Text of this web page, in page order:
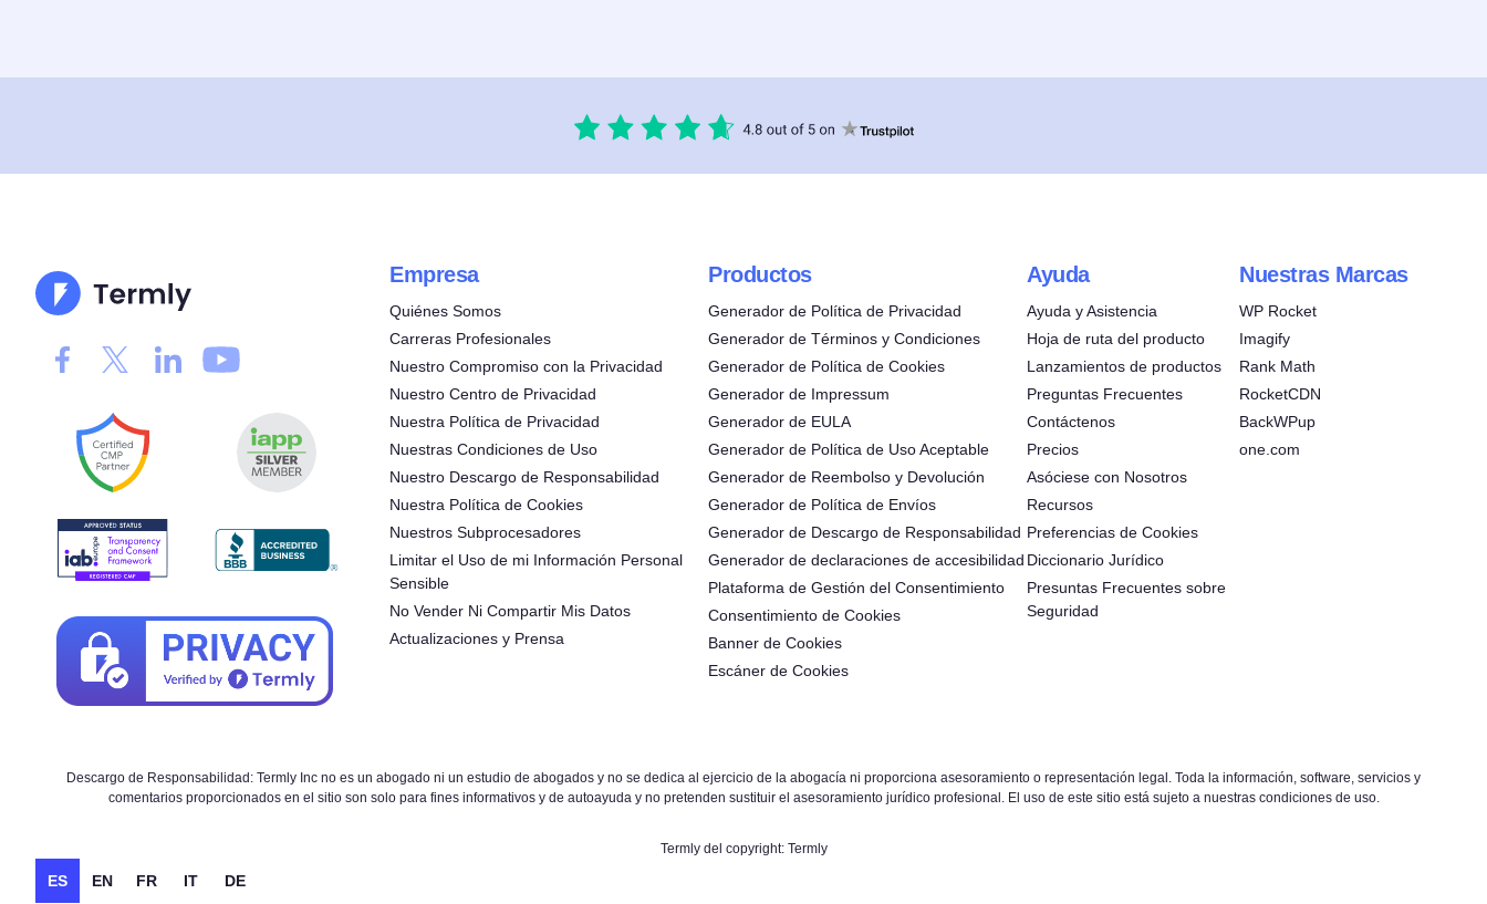
Empresa
Quiénes Somos
Carreras Profesionales
Nuestro Compromiso con la Privacidad
Nuestro Centro de Privacidad
Nuestra Política de Privacidad
Nuestras Condiciones de Uso
Nuestro Descargo de Responsabilidad
Nuestra Política de Cookies
Nuestros Subprocesadores
Limitar el Uso de mi Información Personal
Sensible
No Vender Ni Compartir Mis Datos
Actualizaciones y Prensa
Productos
Generador de Política de Privacidad
Generador de Términos y Condiciones
Generador de Política de Cookies
Generador de Impressum
Generador de EULA
Generador de Política de Uso Aceptable
Generador de Reembolso y Devolución
Generador de Política de Envíos
Generador de Descargo de Responsabilidad
Generador de declaraciones de accesibilidad
Plataforma de Gestión del Consentimiento
Consentimiento de Cookies
Banner de Cookies
Escáner de Cookies
Ayuda
Ayuda y Asistencia
Hoja de ruta del producto
Lanzamientos de productos
Preguntas Frecuentes
Contáctenos
Precios
Asóciese con Nosotros
Recursos
Preferencias de Cookies
Diccionario Jurídico
Presuntas Frecuentes sobre
Seguridad
Nuestras Marcas
WP Rocket
Imagify
Rank Math
RocketCDN
BackWPup
one.com
Descargo de Responsabilidad: Termly Inc no es un abogado ni un estudio de abogados y no se dedica al ejercicio de la abogacía ni proporciona asesoramiento o representación legal. Toda la información, software, servicios y
comentarios proporcionados en el sitio son solo para fines informativos y de autoayuda y no pretenden sustituir el asesoramiento jurídico profesional. El uso de este sitio está sujeto a nuestras condiciones de uso.
Termly del copyright: Termly
ES EN FR IT DE